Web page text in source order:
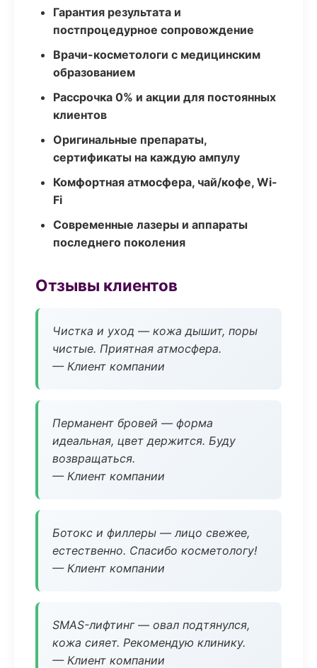
Гарантия результата и
постпроцедурное сопровождение
Врачи-косметологи с медицинским
образованием
Рассрочка 0% и акции для постоянных
клиентов
Оригинальные препараты,
сертификаты на каждую ампулу
Комфортная атмосфера, чай/кофе, Wi-
Fi
Современные лазеры и аппараты
последнего поколения
Отзывы клиентов
Чистка и уход — кожа дышит, поры
чистые. Приятная атмосфера.
— Клиент компании
Перманент бровей — форма
идеальная, цвет держится. Буду
возвращаться.
— Клиент компании
Ботокс и филлеры — лицо свежее,
естественно. Спасибо косметологу!
— Клиент компании
SMAS-лифтинг — овал подтянулся,
кожа сияет. Рекомендую клинику.
— Клиент компании